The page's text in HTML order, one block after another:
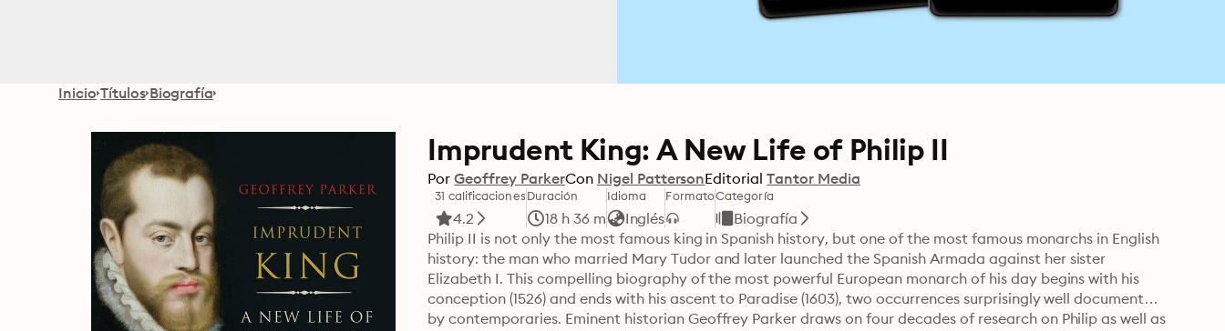
Inicio Títulos Biografía
Imprudent King: A New Life of Philip II
Por Geoffrey ParkerCon Nigel PattersonEditorial Tantor Media
31 calificaciones
4.2
Duración
18 h 36 m
Idioma
Inglés
FormatoCategoría
Biografía
Philip II is not only the most famous king in Spanish history, but one of the most famous monarchs in English
history: the man who married Mary Tudor and later launched the Spanish Armada against her sister
Elizabeth I. This compelling biography of the most powerful European monarch of his day begins with his
conception (1526) and ends with his ascent to Paradise (1603), two occurrences surprisingly well documented
by contemporaries. Eminent historian Geoffrey Parker draws on four decades of research on Philip as well as